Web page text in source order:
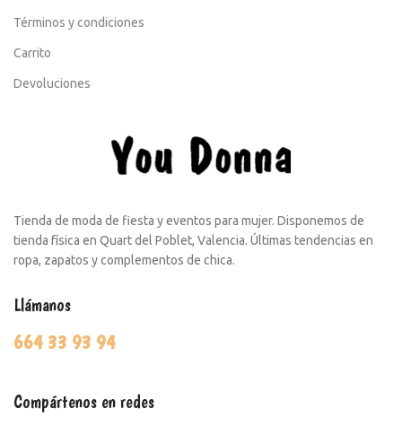
Términos y condiciones
Carrito
Devoluciones
Tienda de moda de fiesta y eventos para mujer. Disponemos de
tienda física en Quart del Poblet, Valencia. Últimas tendencias en
ropa, zapatos y complementos de chica.
Llámanos
664 33 93 94
Compártenos en redes